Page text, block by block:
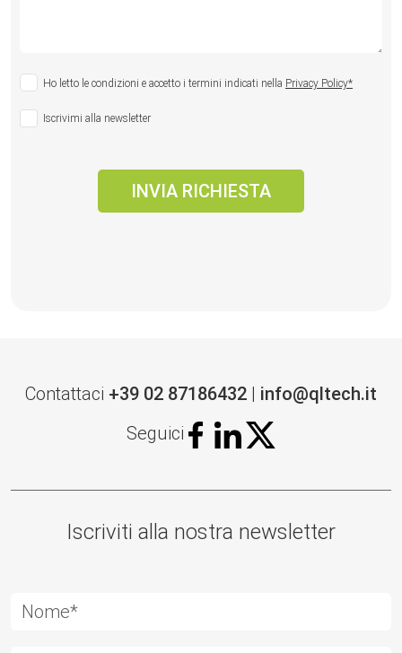
Ho letto le condizioni e accetto i termini indicati nella Privacy Policy*
Iscrivimi alla newsletter
Contattaci +39 02 87186432 | info@qltech.it
Seguici
Iscriviti alla nostra newsletter